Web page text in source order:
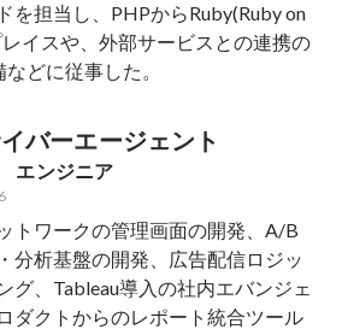
を担当し、PHPからRuby(Ruby on
イスや、外部サービスとの連携の
どに従事した。
バーエージェント
エンジニア
トワークの管理画面の開発、A/B
分析基盤の開発、広告配信ロジッ
グ、Tableau導入の社内エバンジェ
ダクトからのレポート統合ツール